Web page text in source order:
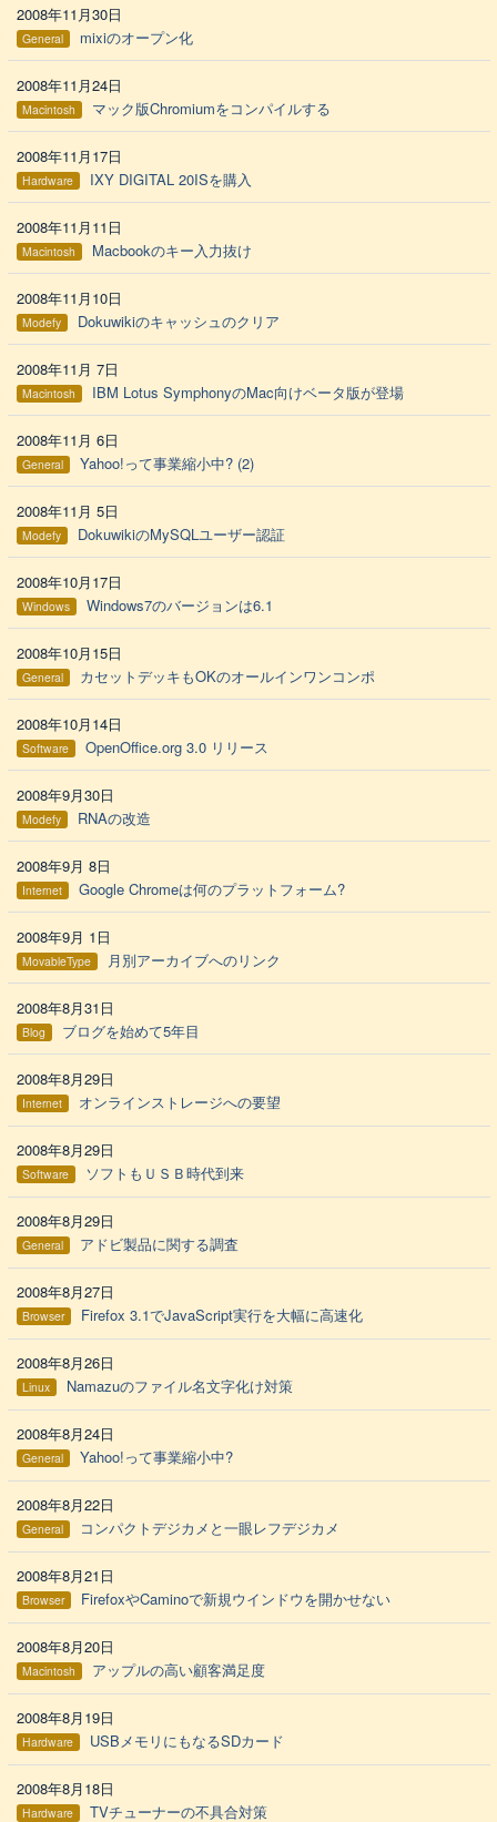
2008年11月30日
General mixiのオープン化
2008年11月24日
Macintosh マック版Chromiumをコンパイルする
2008年11月17日
Hardware IXY DIGITAL 20ISを購入
2008年11月11日
Macintosh Macbookのキー入力抜け
2008年11月10日
Modefy Dokuwikiのキャッシュのクリア
2008年11月 7日
Macintosh IBM Lotus SymphonyのMac向けベータ版が登場
2008年11月 6日
General Yahoo!って事業縮小中? (2)
2008年11月 5日
Modefy DokuwikiのMySQLユーザー認証
2008年10月17日
Windows Windows7のバージョンは6.1
2008年10月15日
General カセットデッキもOKのオールインワンコンポ
2008年10月14日
Software OpenOffice.org 3.0 リリース
2008年9月30日
Modefy RNAの改造
2008年9月 8日
Internet Google Chromeは何のプラットフォーム?
2008年9月 1日
MovableType 月別アーカイブへのリンク
2008年8月31日
Blog ブログを始めて5年目
2008年8月29日
Internet オンラインストレージへの要望
2008年8月29日
Software ソフトもＵＳＢ時代到来
2008年8月29日
General アドビ製品に関する調査
2008年8月27日
Browser Firefox 3.1でJavaScript実行を大幅に高速化
2008年8月26日
Linux Namazuのファイル名文字化け対策
2008年8月24日
General Yahoo!って事業縮小中?
2008年8月22日
General コンパクトデジカメと一眼レフデジカメ
2008年8月21日
Browser FirefoxやCaminoで新規ウインドウを開かせない
2008年8月20日
Macintosh アップルの高い顧客満足度
2008年8月19日
Hardware USBメモリにもなるSDカード
2008年8月18日
Hardware TVチューナーの不具合対策